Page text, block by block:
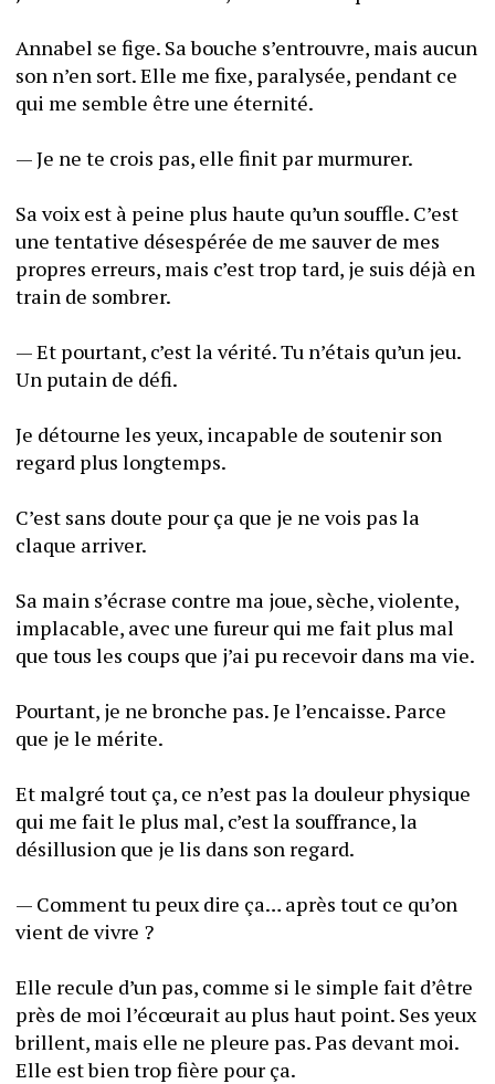
Annabel se fige. Sa bouche s’entrouvre, mais aucun
son n’en sort. Elle me fixe, paralysée, pendant ce
Sa voix est à peine plus haute qu’un souffle. C’est
une tentative désespérée de me sauver de mes
propres erreurs, mais c’est trop tard, je suis déjà en
train de sombrer.
— Et pourtant, c’est la vérité. Tu n’étais qu’un jeu.
Un putain de défi.
Je détourne les yeux, incapable de soutenir son
C’est sans doute pour ça que je ne vois pas la
Sa main s’écrase contre ma joue, sèche, violente,
implacable, avec une fureur qui me fait plus mal
que tous les coups que j’ai pu recevoir dans ma vie.
Pourtant, je ne bronche pas. Je l’encaisse. Parce
que je le mérite.
Et malgré tout ça, ce n’est pas la douleur physique
qui me fait le plus mal, c’est la souffrance, la
désillusion que je lis dans son regard.
— Comment tu peux dire ça… après tout ce qu’on
vient de vivre ?
Elle recule d’un pas, comme si le simple fait d’être
près de moi l’écœurait au plus haut point. Ses yeux
brillent, mais elle ne pleure pas. Pas devant moi.
Elle est bien trop fière pour ça.